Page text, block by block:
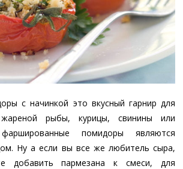
с начинкой это вкусный гарнир для
рыбы, курицы, свинины или
помидоры являются
Ну а если вы все же любитель сыра,
добавить пармезана к смеси, для